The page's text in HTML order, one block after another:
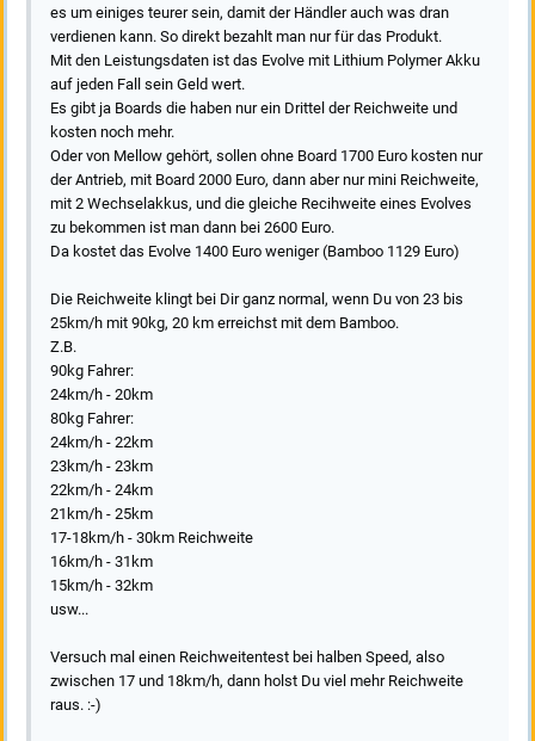
es um einiges teurer sein, damit der Händler auch was dran
verdienen kann. So direkt bezahlt man nur für das Produkt.
Mit den Leistungsdaten ist das Evolve mit Lithium Polymer Akku
auf jeden Fall sein Geld wert.
Es gibt ja Boards die haben nur ein Drittel der Reichweite und
kosten noch mehr.
Oder von Mellow gehört, sollen ohne Board 1700 Euro kosten nur
der Antrieb, mit Board 2000 Euro, dann aber nur mini Reichweite,
mit 2 Wechselakkus, und die gleiche Recihweite eines Evolves
zu bekommen ist man dann bei 2600 Euro.
Da kostet das Evolve 1400 Euro weniger (Bamboo 1129 Euro)
Die Reichweite klingt bei Dir ganz normal, wenn Du von 23 bis
25km/h mit 90kg, 20 km erreichst mit dem Bamboo.
Z.B.
90kg Fahrer:
24km/h - 20km
80kg Fahrer:
24km/h - 22km
23km/h - 23km
22km/h - 24km
21km/h - 25km
17-18km/h - 30km Reichweite
16km/h - 31km
15km/h - 32km
usw...
Versuch mal einen Reichweitentest bei halben Speed, also
zwischen 17 und 18km/h, dann holst Du viel mehr Reichweite
raus. :-)